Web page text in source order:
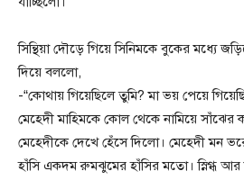
সিন্থিয়া দৌড়ে গিয়ে সিনিমকে বুকের মধ্যে
দিয়ে বললো,
-“কোথায় গিয়েছিলে তুমি? মা ভয় পেয়ে
মেহেদী মাহিমকে কোল থেকে নামিয়ে সাঁঝের
মেহেদীকে দেখে হেঁসে দিলো। মেহেদী মন
হাঁসি একদম রুমঝুমের হাঁসির মতো। স্নিগ্ধ আর